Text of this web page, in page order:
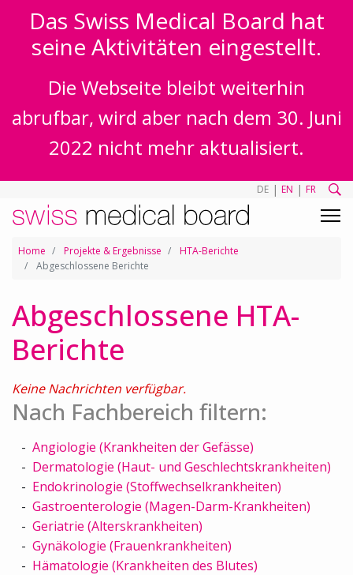
Das Swiss Medical Board hat
seine Aktivitäten eingestellt.
Die Webseite bleibt weiterhin
abrufbar, wird aber nach dem 30. Juni
2022 nicht mehr aktualisiert.
DE | EN | FR
Home Projekte & Ergebnisse
HTA-Berichte
Abgeschlossene Berichte
Abgeschlossene HTA-
Berichte
Keine Nachrichten verfügbar.
Nach Fachbereich filtern:
Angiologie (Krankheiten der Gefässe)
Dermatologie (Haut- und Geschlechtskrankheiten)
Endokrinologie (Stoffwechselkrankheiten)
Gastroenterologie (Magen-Darm-Krankheiten)
Geriatrie (Alterskrankheiten)
Gynäkologie (Frauenkrankheiten)
Hämatologie (Krankheiten des Blutes)